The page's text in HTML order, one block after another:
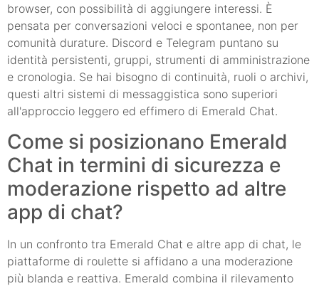
browser, con possibilità di aggiungere interessi. È
pensata per conversazioni veloci e spontanee, non per
comunità durature. Discord e Telegram puntano su
identità persistenti, gruppi, strumenti di amministrazione
e cronologia. Se hai bisogno di continuità, ruoli o archivi,
questi altri sistemi di messaggistica sono superiori
all'approccio leggero ed effimero di Emerald Chat.
Come si posizionano Emerald
Chat in termini di sicurezza e
moderazione rispetto ad altre
app di chat?
In un confronto tra Emerald Chat e altre app di chat, le
piattaforme di roulette si affidano a una moderazione
più blanda e reattiva. Emerald combina il rilevamento